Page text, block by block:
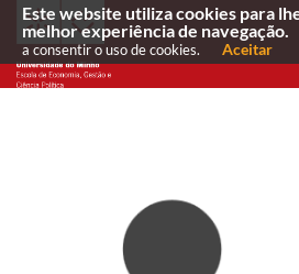
Este website utiliza cookies para
melhor experiência de navegação.
a consentir o uso de cookies.
Aceitar